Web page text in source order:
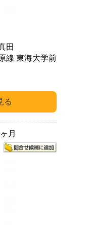
田
線 東海大学前
月